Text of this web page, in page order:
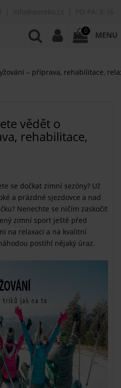
0 MENU
– příprava, rehabilitace,
vědět o
rehabilitace,
se dočkat zimní sezóny? Už
a prázdné sjezdovce a nad
Nenechte se ničím zaskočit
zimní sport ještě před
na relaxaci a na kvalitní
postihl nějaký úraz.